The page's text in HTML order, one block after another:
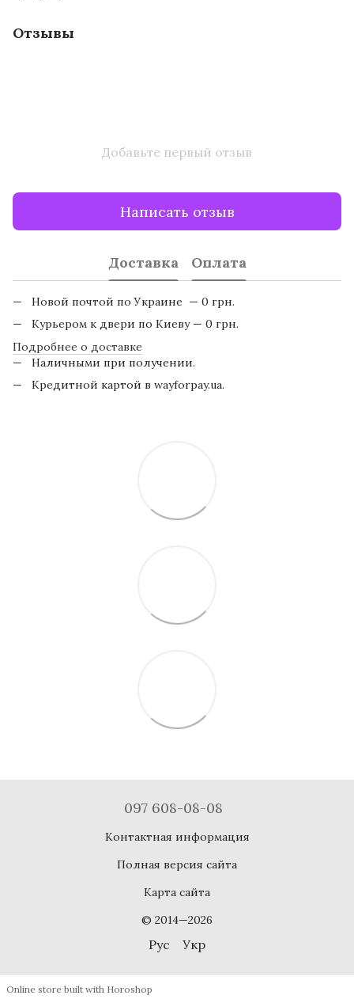
Отзывы
Добавьте первый отзыв
Написать отзыв
Доставка Оплата
Новой почтой по Украине — 0 грн.
Курьером к двери по Киеву — 0 грн.
Подробнее о доставке
Наличными при получении.
Кредитной картой в wayforpay.ua.
097 608-08-08
Контактная информация
Полная версия сайта
Карта сайта
© 2014—2026
Рус Укр
Online store built with Horoshop